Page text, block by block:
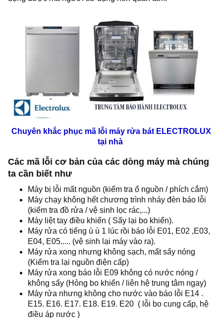
Chuyên khắc phục mã lỗi máy rửa bát ELECTROLUX
tại nhà
Các mã lỗi cơ bản của các dòng máy mà chúng
ta cần biết như
Máy bị lỗi mất nguồn (kiểm tra ổ nguồn / phích cắm)
Máy chạy không hết chương trình nháy đèn báo lỗi
(kiểm tra đồ rửa / vệ sinh lọc rác,...)
Máy liệt tay điều khiển ( Sấy lại bo khiển).
Máy rửa có tiếng ù ù 1 lúc rồi báo lỗi E01, E02 ,E03,
E04, E05..... (vệ sinh lại máy vào ra).
Máy rửa xong nhưng không sạch, mất sấy nóng
(Kiểm tra lại nguồn điện cấp)
Máy rửa xong báo lỗi E09 không có nước nóng /
không sấy (Hỏng bo khiển / liên hệ trung tâm ngay)
Máy rửa nhưng không cho nước vào báo lỗi E14 .
E15. E16. E17. E18. E19. E20 ( lỗi bo cung cấp, hệ
điều áp nước )